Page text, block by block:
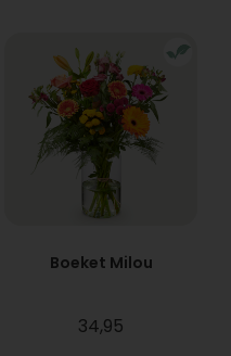
Boeket Milou
34,95